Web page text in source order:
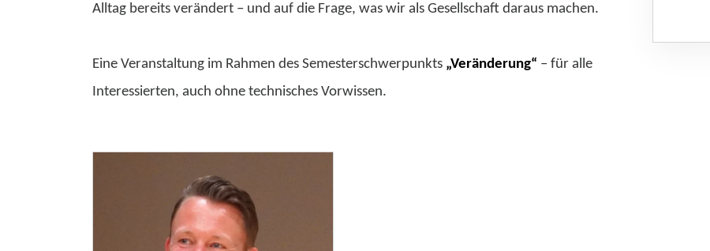
Alltag bereits verändert – und auf die Frage, was wir als Gesellschaft daraus machen.
Eine Veranstaltung im Rahmen des Semesterschwerpunkts „Veränderung“ – für alle
Interessierten, auch ohne technisches Vorwissen.